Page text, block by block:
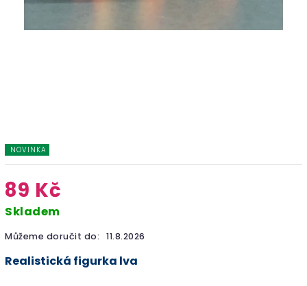
NOVINKA
89 Kč
Skladem
Můžeme doručit do: 11.8.2026
Realistická figurka lva